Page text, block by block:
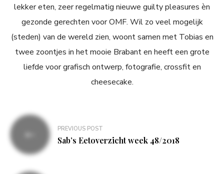
lekker eten, zeer regelmatig nieuwe guilty pleasures èn
gezonde gerechten voor OMF. Wil zo veel mogelijk
(steden) van de wereld zien, woont samen met Tobias en
twee zoontjes in het mooie Brabant en heeft een grote
liefde voor grafisch ontwerp, fotografie, crossfit en
cheesecake.
Bericht
navigatie
PREVIOUS POST
Sab’s Eetoverzicht week 48/2018